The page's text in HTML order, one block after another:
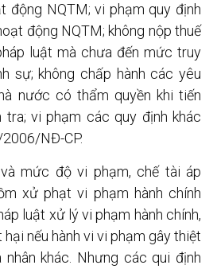
động NQTM; vi phạm quy định
động NQTM; không nộp thuế
luật mà chưa đến mức truy
sự; không chấp hành các yêu
nước có thẩm quyền khi tiến
tra; vi phạm các quy định khác
NĐ-CP.
mức độ vi phạm, chế tài áp
xử phạt vi phạm hành chính
luật xử lý vi phạm hành chính,
nếu hành vi vi phạm gây thiệt
khác. Nhưng các qui định